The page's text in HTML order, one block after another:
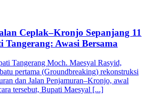
Ceplak–Kronjo Sepanjang 11
Tangerang: Awasi Bersama
Tangerang Moch. Maesyal Rasyid,
pertama (Groundbreaking) rekonstruksi
dan Jalan Penjamuran–Kronjo, awal
tersebut, Bupati Maesyal [...]